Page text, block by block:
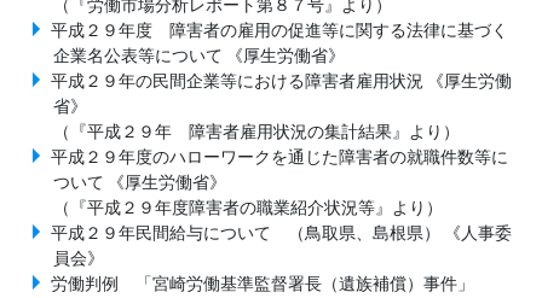
（『労働市場分析レポート第８７号』より）
平成２９年度 障害者の雇用の促進等に関する法律に基づく
企業名公表等について 《厚生労働省》
平成２９年の民間企業等における障害者雇用状況 《厚生労働
省》
（『平成２９年 障害者雇用状況の集計結果』より）
平成２９年度のハローワークを通じた障害者の就職件数等に
ついて 《厚生労働省》
（『平成２９年度障害者の職業紹介状況等』より）
平成２９年民間給与について （鳥取県、島根県） 《人事委
員会》
労働判例 「宮崎労働基準監督署長（遺族補償）事件」